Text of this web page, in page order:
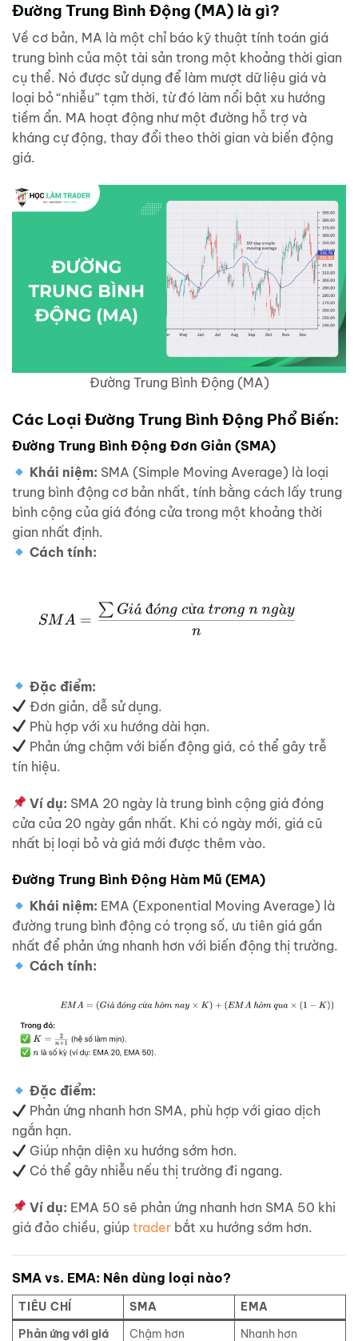
Đường Trung Bình Động (MA) là gì?
Về cơ bản, MA là một chỉ báo kỹ thuật tính toán giá
trung bình của một tài sản trong một khoảng thời gian
cụ thể. Nó được sử dụng để làm mượt dữ liệu giá và
loại bỏ “nhiễu” tạm thời, từ đó làm nổi bật xu hướng
tiềm ẩn. MA hoạt động như một đường hỗ trợ và
kháng cự động, thay đổi theo thời gian và biến động
giá.
Đường Trung Bình Động (MA)
Các Loại Đường Trung Bình Động Phổ Biến:
Đường Trung Bình Động Đơn Giản (SMA)
Khái niệm: SMA (Simple Moving Average) là loại
trung bình động cơ bản nhất, tính bằng cách lấy trung
bình cộng của giá đóng cửa trong một khoảng thời
gian nhất định.
Cách tính:
Đặc điểm:
Đơn giản, dễ sử dụng.
Phù hợp với xu hướng dài hạn.
Phản ứng chậm với biến động giá, có thể gây trễ
tín hiệu.
Ví dụ: SMA 20 ngày là trung bình cộng giá đóng
cửa của 20 ngày gần nhất. Khi có ngày mới, giá cũ
nhất bị loại bỏ và giá mới được thêm vào.
Đường Trung Bình Động Hàm Mũ (EMA)
Khái niệm: EMA (Exponential Moving Average) là
đường trung bình động có trọng số, ưu tiên giá gần
nhất để phản ứng nhanh hơn với biến động thị trường.
Cách tính:
Đặc điểm:
Phản ứng nhanh hơn SMA, phù hợp với giao dịch
ngắn hạn.
Giúp nhận diện xu hướng sớm hơn.
Có thể gây nhiễu nếu thị trường đi ngang.
Ví dụ: EMA 50 sẽ phản ứng nhanh hơn SMA 50 khi
giá đảo chiều, giúp trader bắt xu hướng sớm hơn.
SMA vs. EMA: Nên dùng loại nào?
TIÊU CHÍ SMA
EMA
Phản ứng với giá
Chậm hơn Nhanh hơn